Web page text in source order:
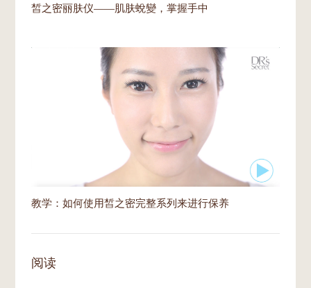
皙之密丽肤仪——肌肤蛻變，掌握手中
教学：如何使用皙之密完整系列来进行保养
阅读